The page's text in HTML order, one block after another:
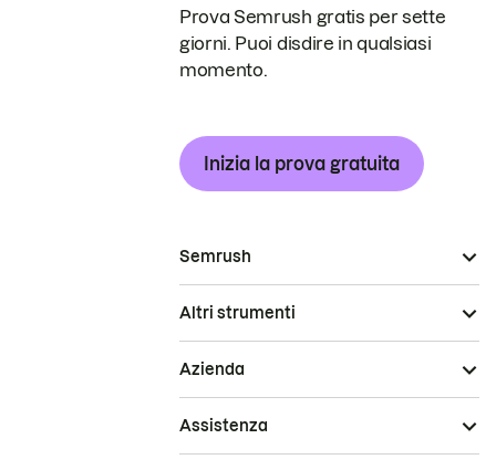
Prova Semrush gratis per sette
giorni. Puoi disdire in qualsiasi
momento.
Inizia la prova gratuita
Semrush
Altri strumenti
Azienda
Assistenza